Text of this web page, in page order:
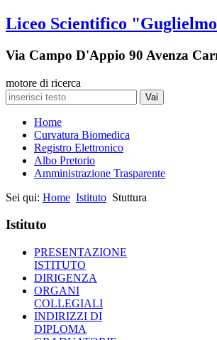
Liceo Scientifico
Via Campo D'Appio 90 Avenza
motore di ricerca
Vai
Home
Curvatura Biomedica
Registro Elettronico
Albo Pretorio
Amministrazione Trasparente
Sei qui: Home Istituto Stuttura
Istituto
PRESENTAZIONE
ISTITUTO
DIRIGENZA
ORGANI
COLLEGIALI
INDIRIZZI DI
DIPLOMA